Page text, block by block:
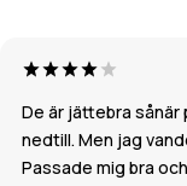
De är jättebra sånär
nedtill. Men jag
Passade mig bra